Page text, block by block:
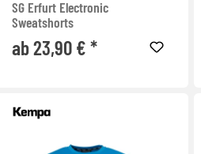
SG Erfurt Electronic
Sweatshorts
ab 23,90 € *